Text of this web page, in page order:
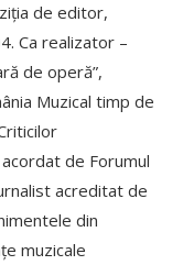
de editor,
Ca realizator –
de operă”,
Muzical timp de
de Forumul
acreditat de
din
muzicale